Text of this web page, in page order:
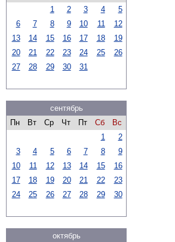
1
2 3 4
5
6
7 8 9 10 11
12
13
14 15 16 17 18
19
20
21 22 23 24 25
26
27
28 29 30 31
сентябрь
Пн
Вт Ср Чт Пт Сб
Вс
1
2
3
4 5 6 7 8
9
10
11 12 13 14 15
16
17
18 19 20 21 22
23
24
25 26 27 28 29 30
октябрь